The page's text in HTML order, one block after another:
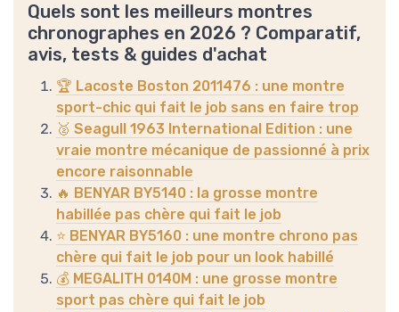
Quels sont les meilleurs montres
chronographes en 2026 ? Comparatif,
avis, tests & guides d'achat
🏆 Lacoste Boston 2011476 : une montre
sport-chic qui fait le job sans en faire trop
🥈 Seagull 1963 International Edition : une
vraie montre mécanique de passionné à prix
encore raisonnable
🔥 BENYAR BY5140 : la grosse montre
habillée pas chère qui fait le job
⭐ BENYAR BY5160 : une montre chrono pas
chère qui fait le job pour un look habillé
💰 MEGALITH 0140M : une grosse montre
sport pas chère qui fait le job